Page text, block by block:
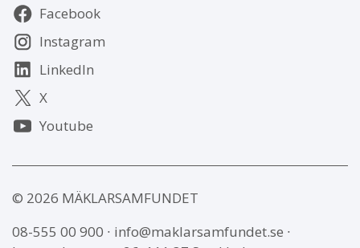
Följ
oss Facebook
Instagram
LinkedIn
X
Youtube
© 2026 MÄKLARSAMFUNDET
08-555 00 900 ∙ info@maklarsamfundet.se ∙